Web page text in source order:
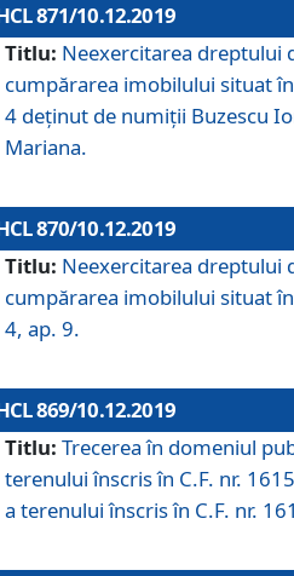
871/10.12.2019
Titlu: Neexercitarea dreptului
cumpărarea imobilului situat
4 deţinut de numiţii Buzescu
Mariana.
870/10.12.2019
Titlu: Neexercitarea dreptului
cumpărarea imobilului situat
4, ap. 9.
869/10.12.2019
Titlu: Trecerea în domeniul
terenului înscris în C.F. nr.
a terenului înscris în C.F. nr.